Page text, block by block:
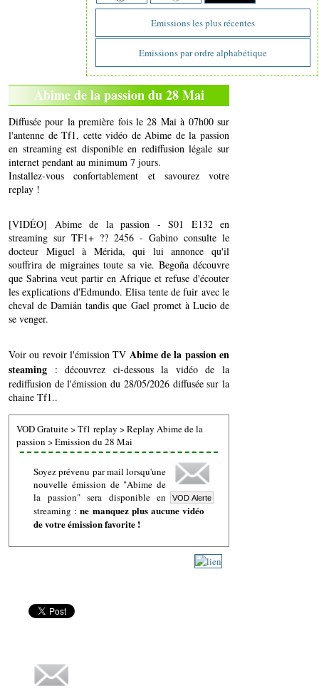
Emissions les plus récentes
Emissions par ordre alphabétique
Abime de la passion du 28 Mai
Diffusée pour la première fois le 28 Mai à 07h00 sur
l'antenne de Tf1, cette vidéo de Abime de la passion
en streaming est disponible en rediffusion légale sur
internet pendant au minimum 7 jours.
Installez-vous confortablement et savourez votre
replay !
[VIDÉO] Abime de la passion - S01 E132 en
streaming sur TF1+ ?? 2456 - Gabino consulte le
docteur Miguel à Mérida, qui lui annonce qu'il
souffrira de migraines toute sa vie. Begoña découvre
que Sabrina veut partir en Afrique et refuse d'écouter
les explications d'Edmundo. Elisa tente de fuir avec le
cheval de Damián tandis que Gael promet à Lucio de
se venger.
Voir ou revoir l'émission TV Abime de la passion en
steaming : découvrez ci-dessous la vidéo de la
rediffusion de l'émission du 28/05/2026 diffusée sur la
chaine Tf1..
VOD Gratuite>Tf1 replay >Replay Abime de la
passion >Emission du 28 Mai
Soyez prévenu par mail lorsqu'une
nouvelle émission de "Abime de
la passion" sera disponible en
streaming :ne manquez plus aucune vidéo
de votre émission favorite !